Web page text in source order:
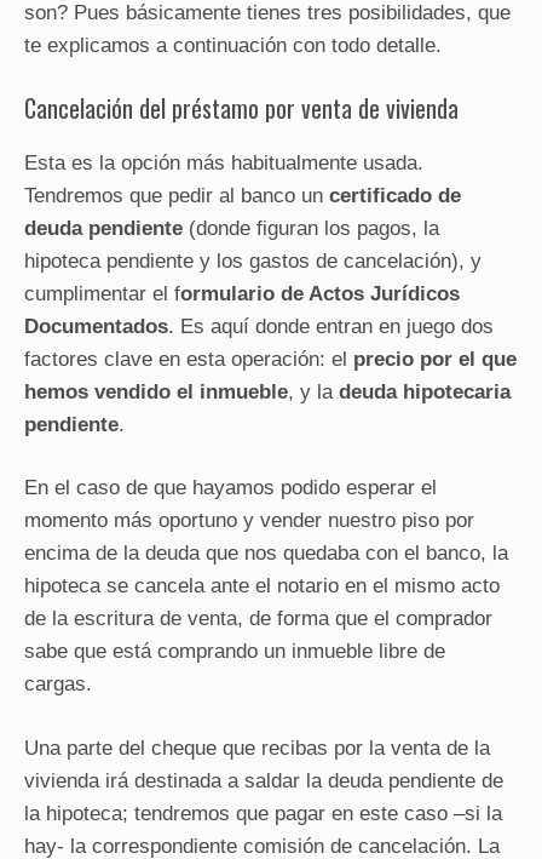
son? Pues básicamente tienes tres posibilidades, que
te explicamos a continuación con todo detalle.
Cancelación del préstamo por venta de vivienda
Esta es la opción más habitualmente usada.
Tendremos que pedir al banco un certificado de
deuda pendiente (donde figuran los pagos, la
hipoteca pendiente y los gastos de cancelación), y
cumplimentar el formulario de Actos Jurídicos
Documentados. Es aquí donde entran en juego dos
factores clave en esta operación: el precio por el que
hemos vendido el inmueble, y la deuda hipotecaria
pendiente.
En el caso de que hayamos podido esperar el
momento más oportuno y vender nuestro piso por
encima de la deuda que nos quedaba con el banco, la
hipoteca se cancela ante el notario en el mismo acto
de la escritura de venta, de forma que el comprador
sabe que está comprando un inmueble libre de
cargas.
Una parte del cheque que recibas por la venta de la
vivienda irá destinada a saldar la deuda pendiente de
la hipoteca; tendremos que pagar en este caso –si la
hay- la correspondiente comisión de cancelación. La